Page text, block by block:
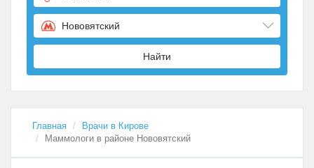
Нововятский
Найти
Главная
Врачи в Кирове
Маммологи в районе Нововятский